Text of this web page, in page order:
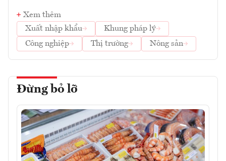
Xem thêm
Xuất nhập khẩu
Khung pháp lý
Công nghiệp
Thị trường Nông sản
Đừng bỏ lỡ